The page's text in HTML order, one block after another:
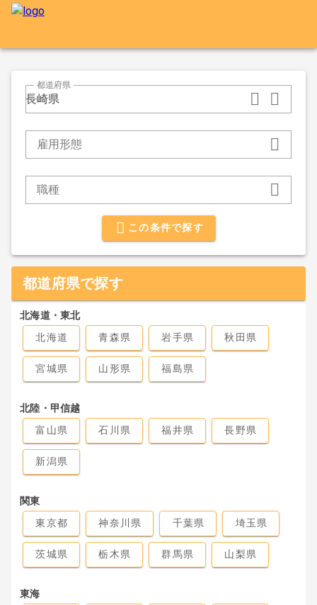
長崎県
都道府県
雇用形態
職種
この条件で探す
都道府県で探す
北海道・東北
北海道
青森県 岩手県 秋田県
宮城県 山形県 福島県
北陸・甲信越
富山県
石川県 福井県 長野県
新潟県
関東
東京都
神奈川県 千葉県 埼玉県
茨城県 栃木県 群馬県 山梨県
東海